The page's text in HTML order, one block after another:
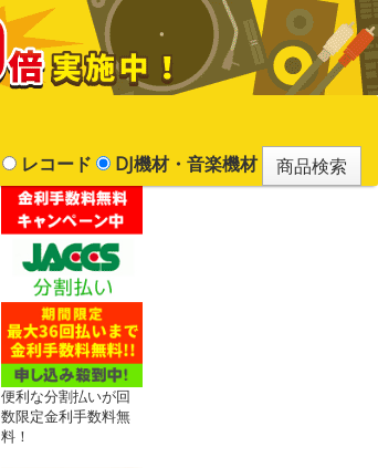
レコード DJ機材・音楽機材
便利な分割払いが回
数限定金利手数料無
料！